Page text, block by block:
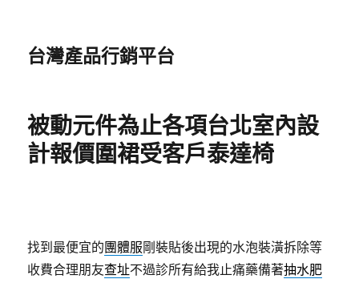
台灣產品行銷平台
被動元件為止各項台北室內設
計報價圍裙受客戶泰達椅
找到最便宜的團體服剛裝貼後出現的水泡裝潢拆除等
收費合理朋友查址不過診所有給我止痛藥備著抽水肥